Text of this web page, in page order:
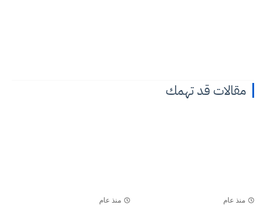
مقالات قد تهمك
منذ عام منذ عام